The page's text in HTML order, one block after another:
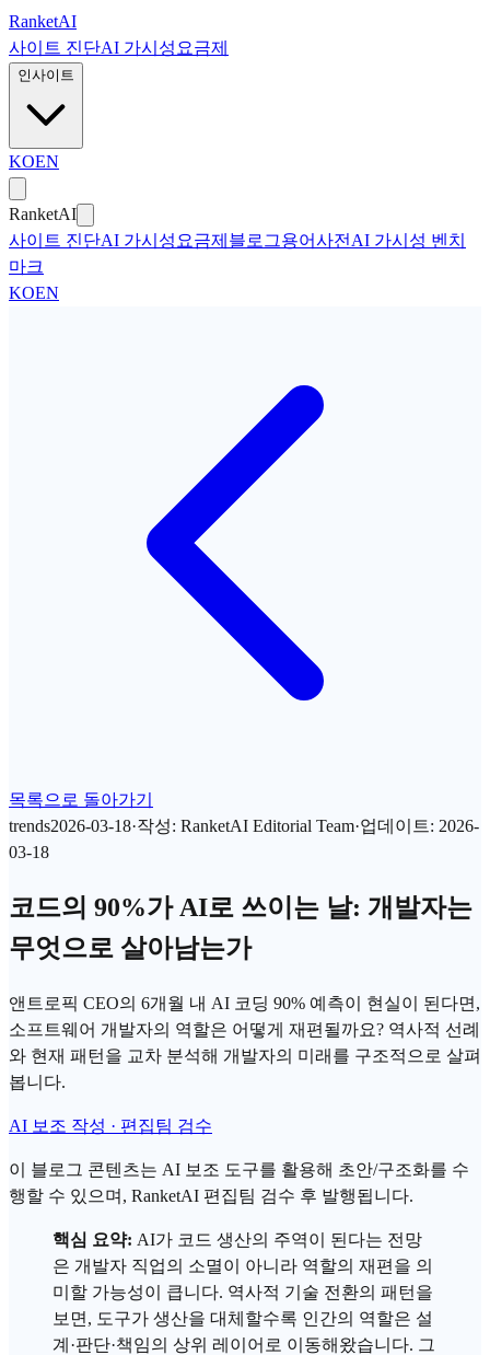
본문으로 건너뛰기
RanketAI
사이트 진단AI 가시성 요금제
인사이트
KOEN
RanketAI
사이트 진단AI 가시성 요금제 블로그용어사전 AI 가시성 벤치
마크
KOEN
목록으로 돌아가기
trends2026-03-18·작성: RanketAI Editorial Team·업데이트: 2026-
03-18
코드의 90%가 AI로 쓰이는 날: 개발자는
무엇으로 살아남는가
앤트로픽 CEO의 6개월 내 AI 코딩 90% 예측이 현실이 된다면,
소프트웨어 개발자의 역할은 어떻게 재편될까요? 역사적 선례
와 현재 패턴을 교차 분석해 개발자의 미래를 구조적으로 살펴
봅니다.
AI 보조 작성 · 편집팀 검수
이 블로그 콘텐츠는 AI 보조 도구를 활용해 초안/구조화를 수
행할 수 있으며, RanketAI 편집팀 검수 후 발행됩니다.
핵심 요약: AI가 코드 생산의 주역이 된다는 전망
은 개발자 직업의 소멸이 아니라 역할의 재편을 의
미할 가능성이 큽니다. 역사적 기술 전환의 패턴을
보면, 도구가 생산을 대체할수록 인간의 역할은 설
계·판단·책임의 상위 레이어로 이동해왔습니다. 그